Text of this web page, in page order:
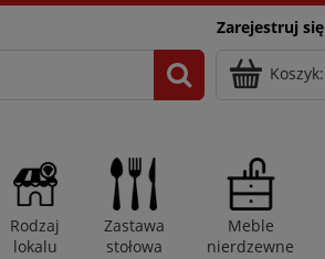
Zarejestruj się
Koszyk:
Rodzaj
lokalu
Zastawa
stołowa
Meble
nierdzewne